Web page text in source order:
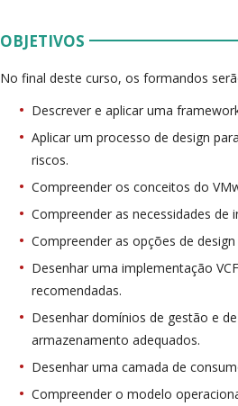
OBJETIVOS
No final deste curso, os formandos
Descrever e aplicar uma
Aplicar um processo de design
riscos.
Compreender os conceitos do
Compreender as necessidades de
Compreender as opções de
Desenhar uma implementação
recomendadas.
Desenhar domínios de gestão e
armazenamento adequados.
Desenhar uma camada de
Compreender o modelo